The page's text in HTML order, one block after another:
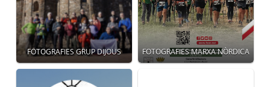
FOTOGRAFIES GRUP DIJOUS FOTOGRAFIES MARXA NÒRDICA